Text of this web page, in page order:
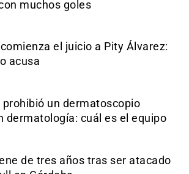
muchos goles
el juicio a Pity Álvarez:
acusa
prohibió un dermatoscopio
dermatología: cuál es el equipo
de tres años tras ser atacado